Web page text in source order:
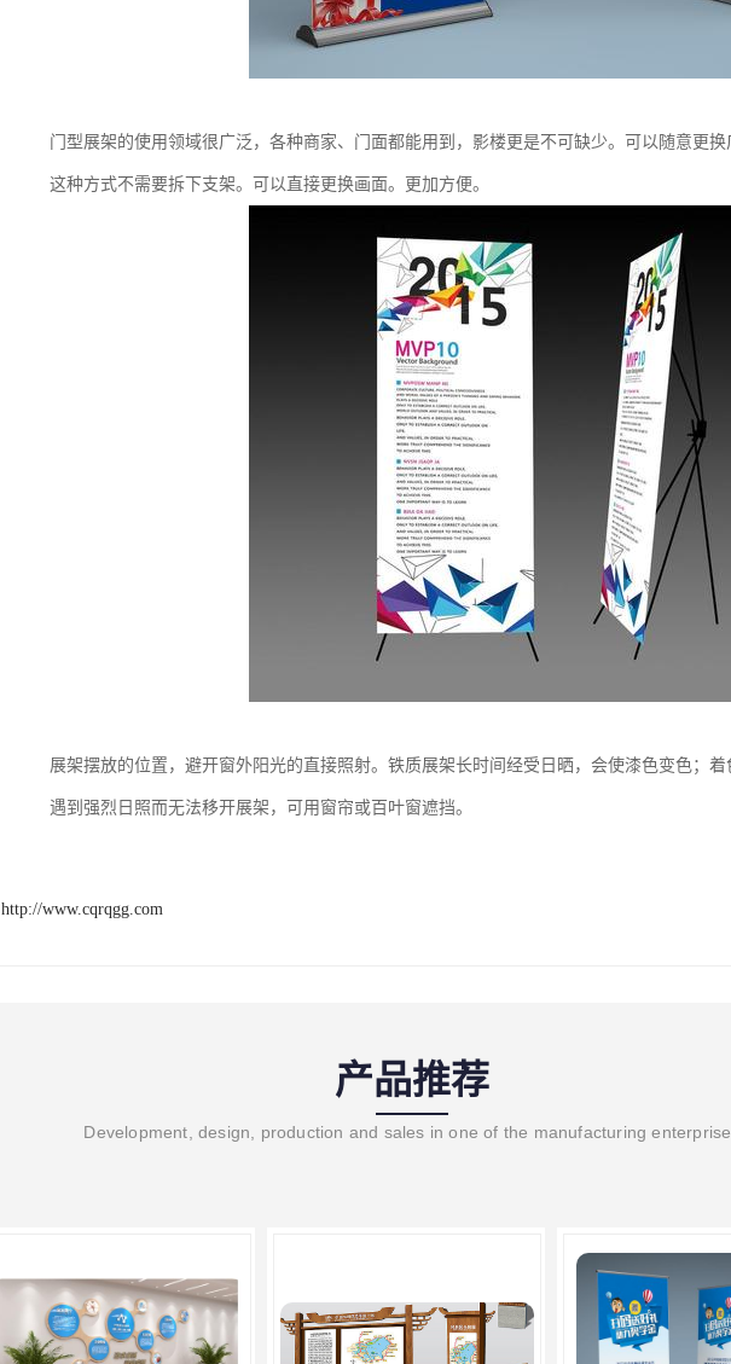
门型展架的使用领域很广泛，各种商家、门面都能用到，影楼更是不可缺少。可以随意更换
这种方式不需要拆下支架。可以直接更换画面。更加方便。
展架摆放的位置，避开窗外阳光的直接照射。铁质展架长时间经受日晒，会使漆色变色；
遇到强烈日照而无法移开展架，可用窗帘或百叶窗遮挡。
http://www.cqrqgg.com
产品推荐
Development, design, production and sales in one of the manufacturing